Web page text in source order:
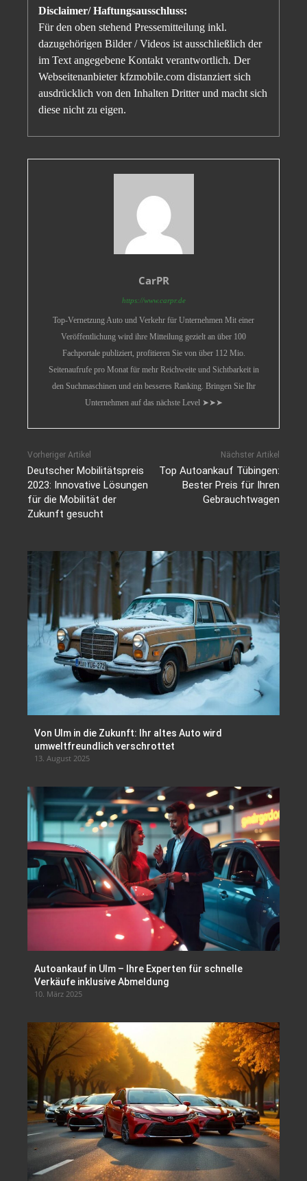
Disclaimer/ Haftungsausschluss:
Für den oben stehend Pressemitteilung inkl.
dazugehörigen Bilder / Videos ist ausschließlich der
im Text angegebene Kontakt verantwortlich. Der
Webseitenanbieter kfzmobile.com distanziert sich
ausdrücklich von den Inhalten Dritter und macht sich
diese nicht zu eigen.
CarPR
https://www.carpr.de
Top-Vernetzung Auto und Verkehr für Unternehmen Mit einer
Veröffentlichung wird ihre Mitteilung gezielt an über 100
Fachportale publiziert, profitieren Sie von über 112 Mio.
Seitenaufrufe pro Monat für mehr Reichweite und Sichtbarkeit in
den Suchmaschinen und ein besseres Ranking. Bringen Sie Ihr
Unternehmen auf das nächste Level ➤➤➤
Vorheriger Artikel
Deutscher Mobilitätspreis
2023: Innovative Lösungen
für die Mobilität der
Zukunft gesucht
Nächster Artikel
Top Autoankauf Tübingen:
Bester Preis für Ihren
Gebrauchtwagen
Von Ulm in die Zukunft: Ihr altes Auto wird
umweltfreundlich verschrottet
13. August 2025
Autoankauf in Ulm – Ihre Experten für schnelle
Verkäufe inklusive Abmeldung
10. März 2025